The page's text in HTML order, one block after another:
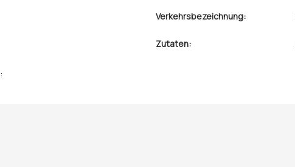
Verkehrsbezeichnung:
Zutaten:
: